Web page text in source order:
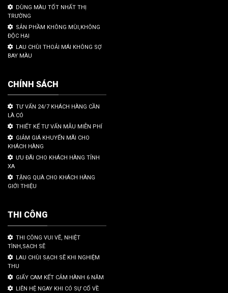
DÙNG MÀU TỐT NHẤT THỊ
TRƯỜNG
SẢN PHẦM KHÔNG MÙI,KHÔNG
ĐỘC HẠI
LAU CHÙI THOẢI MÁI KHÔNG SỢ
BAY MÀU
CHÍNH SÁCH
TƯ VẤN 24/7 KHÁCH HÀNG CẦN
LÀ CÓ
THIẾT KẾ TƯ VẤN MẪU MIỄN PHÍ
GIẢM GIÁ KHUYẾN MÃI CHO
KHÁCH HÀNG
ƯU ĐÃI CHO KHÁCH HÀNG TỈNH
XA
TẶNG QUÀ CHO KHÁCH HÀNG
GIỚI THIỆU
THI CÔNG
THI CÔNG VUI VẼ, NHIỆT
TÌNH,SẠCH SẼ
LAU CHÙI SẠCH SẼ KHI NGHIỆM
THU
GIẤY CAM KẾT CẢM HÀNH 6 NĂM
LIÊN HỆ NGAY KHI CÓ SỰ CỐ VỀ